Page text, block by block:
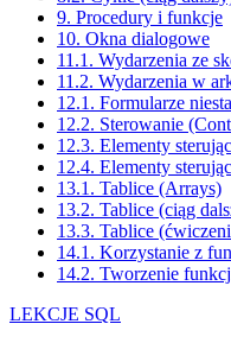
9. Procedury i funkcje
10. Okna dialogowe
11.1. Wydarzenia ze
11.2. Wydarzenia w
12.1. Formularze
12.2. Sterowanie
12.3. Elementy
12.4. Elementy
13.1. Tablice (Arrays)
13.2. Tablice (ciąg
13.3. Tablice
14.1. Korzystanie z
14.2. Tworzenie
LEKCJE SQL